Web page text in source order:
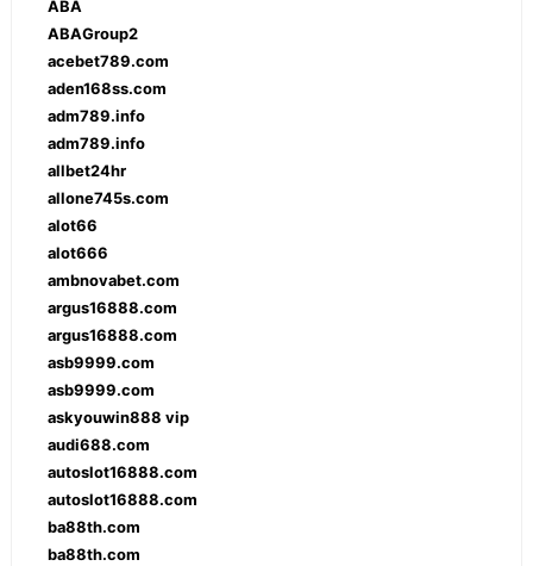
ABA
ABAGroup2
acebet789.com
aden168ss.com
adm789.info
adm789.info
allbet24hr
allone745s.com
alot66
alot666
ambnovabet.com
argus16888.com
argus16888.com
asb9999.com
asb9999.com
askyouwin888 vip
audi688.com
autoslot16888.com
autoslot16888.com
ba88th.com
ba88th.com